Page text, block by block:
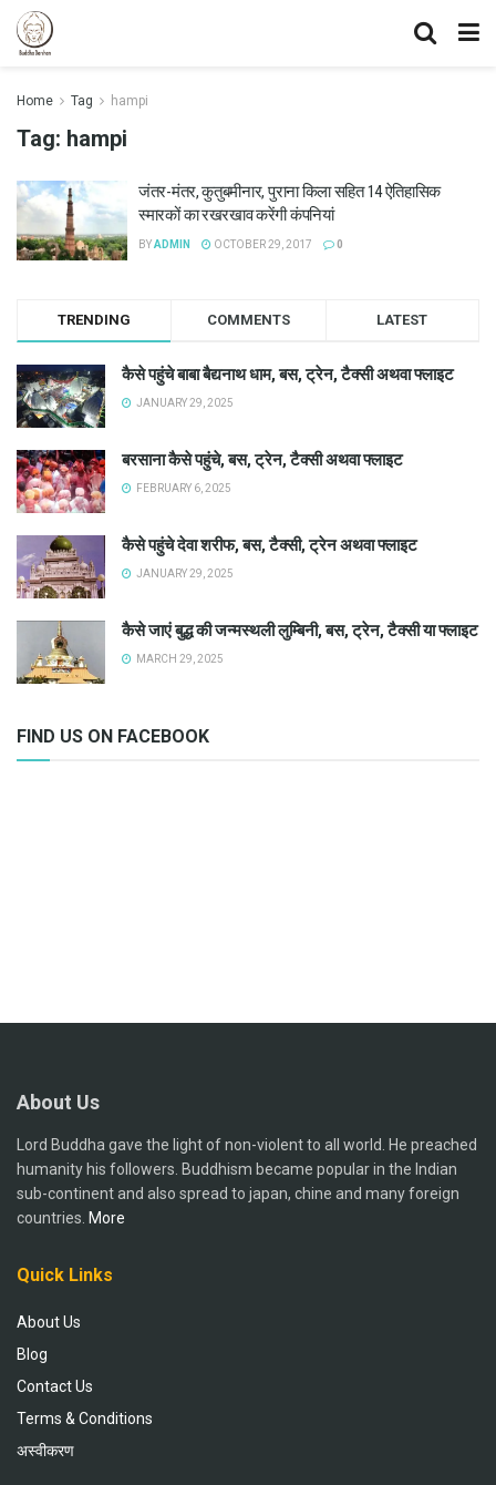
Home Tag hampi
Tag: hampi
जंतर-मंतर, कुतुबमीनार, पुराना किला सहित 14 ऐतिहासिक
स्मारकों का रखरखाव करेंगी कंपनियां
BYADMIN OCTOBER 29, 2017 0
TRENDING COMMENTS LATEST
कैसे पहुंचे बाबा बैद्यनाथ धाम, बस, ट्रेन, टैक्सी अथवा फ्लाइट
JANUARY 29, 2025
बरसाना कैसे पहुंचे, बस, ट्रेन, टैक्सी अथवा फ्लाइट
FEBRUARY 6, 2025
कैसे पहुंचे देवा शरीफ, बस, टैक्सी, ट्रेन अथवा फ्लाइट
JANUARY 29, 2025
कैसे जाएं बुद्ध की जन्मस्थली लुम्बिनी, बस, ट्रेन, टैक्सी या फ्लाइट
MARCH 29, 2025
FIND US ON FACEBOOK
About Us
Lord Buddha gave the light of non-violent to all world. He preached
humanity his followers. Buddhism became popular in the Indian
sub-continent and also spread to japan, chine and many foreign
countries. More
Quick Links
About Us
Blog
Contact Us
Terms & Conditions
अस्वीकरण